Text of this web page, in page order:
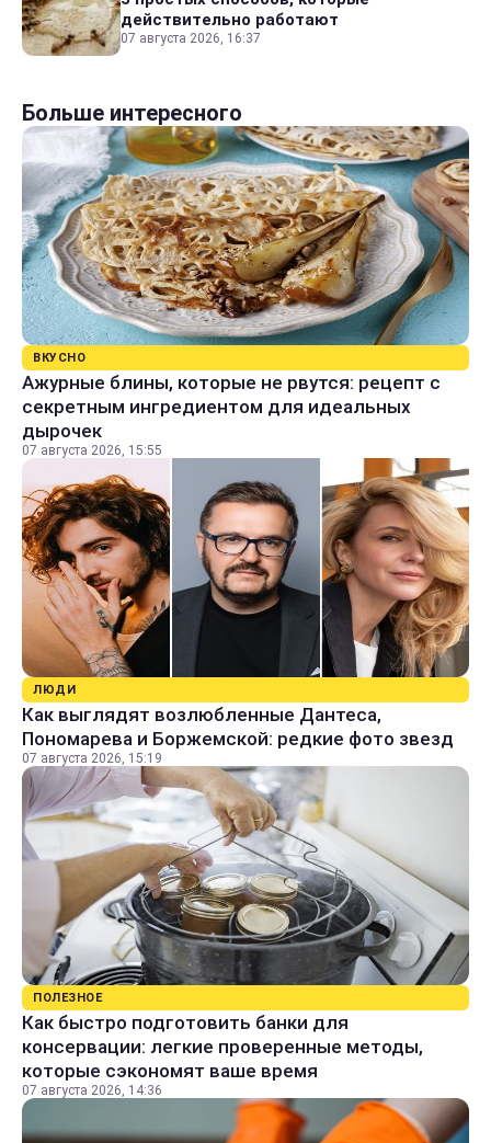
действительно работают
07 августа 2026, 16:37
Больше интересного
ВКУСНО
Ажурные блины, которые не рвутся: рецепт с
секретным ингредиентом для идеальных
дырочек
07 августа 2026, 15:55
ЛЮДИ
Как выглядят возлюбленные Дантеса,
Пономарева и Боржемской: редкие фото звезд
07 августа 2026, 15:19
ПОЛЕЗНОЕ
Как быстро подготовить банки для
консервации: легкие проверенные методы,
которые сэкономят ваше время
07 августа 2026, 14:36